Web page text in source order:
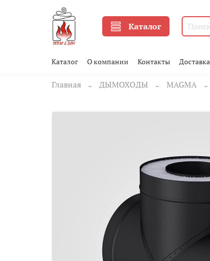
Каталог
Каталог О компании Контакты Доставка
Главная ДЫМОХОДЫ MAGMA